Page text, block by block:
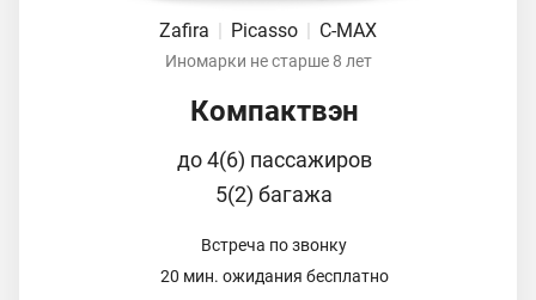
Zafira | Picasso | C-MAX
Иномарки не старше 8 лет
Компактвэн
до 4(6) пассажиров
5(2) багажа
Встреча по звонку
20 мин. ожидания бесплатно